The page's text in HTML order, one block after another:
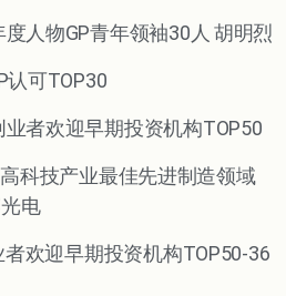
人物GP青年领袖30人 胡明烈
认可TOP30
者欢迎早期投资机构TOP50
科技产业最佳先进制造领域
电
欢迎早期投资机构TOP50-36